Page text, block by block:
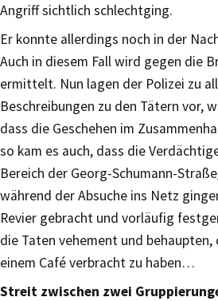
Angriff sichtlich schlechtging.
Er konnte allerdings noch in der
Auch in diesem Fall wird gegen die
ermittelt. Nun lagen der Polizei zu
Beschreibungen zu den Tätern vor,
dass die Geschehen im
so kam es auch, dass die
Bereich der Georg-Schumann-
während der Absuche ins Netz
Revier gebracht und vorläufig
die Taten vehement und behaupten,
einem Café verbracht zu haben…
Streit zwischen zwei